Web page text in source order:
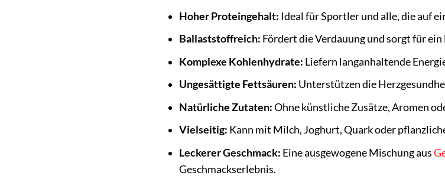
Hoher Proteingehalt: Ideal für Sportler und alle, die auf
Ballaststoffreich: Fördert die Verdauung und sorgt für
Komplexe Kohlenhydrate: Liefern langanhaltende
Ungesättigte Fettsäuren: Unterstützen die
Natürliche Zutaten:Ohne künstliche Zusätze, Aromen
Vielseitig: Kann mit Milch, Joghurt, Quark oder
Leckerer Geschmack: Eine ausgewogene Mischung aus
Geschmackserlebnis.